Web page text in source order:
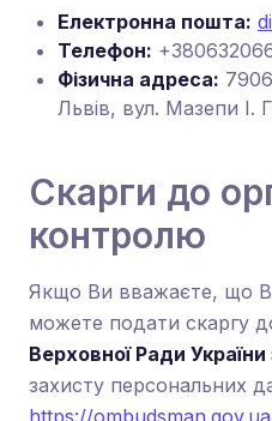
Електронна пошта:
Телефон:
Фізична адреса:
Львів, вул. Мазепи І.
Скарги до
контролю
Якщо Ви вважаєте, що
можете подати скаргу
Верховної Ради
захисту персональних
https://